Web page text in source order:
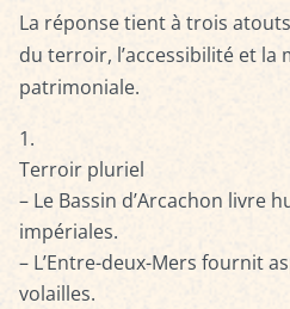
La réponse tient à trois
du terroir, l’accessibilité et la
patrimoniale.
Terroir pluriel
– Le Bassin d’Arcachon livre
impériales.
– L’Entre-deux-Mers fournit
volailles.